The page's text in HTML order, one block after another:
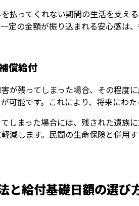
払ってくれない期間の生活を支え
定の金額が振り込まれる安心感は
償給付
が残ってしまった場合、その程度
可能です。これにより、将来にわ
しまった場合には、残された遺族
減します。民間の生命保険と併用
と給付基礎日額の選び